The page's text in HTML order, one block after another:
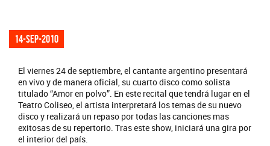
14-sep-2010
El viernes 24 de septiembre, el cantante argentino presentará
en vivo y de manera oficial, su cuarto disco como solista
titulado “Amor en polvo”. En este recital que tendrá lugar en el
Teatro Coliseo, el artista interpretará los temas de su nuevo
disco y realizará un repaso por todas las canciones mas
exitosas de su repertorio. Tras este show, iniciará una gira por
el interior del país.